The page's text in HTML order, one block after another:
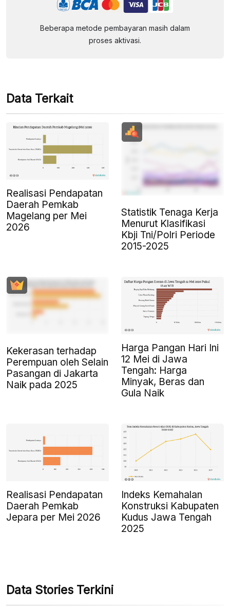
Beberapa metode pembayaran masih dalam
proses aktivasi.
Data Terkait
Realisasi Pendapatan
Daerah Pemkab
Magelang per Mei
2026
Statistik Tenaga Kerja
Menurut Klasifikasi
Kbji Tni/Polri Periode
2015-2025
Kekerasan terhadap
Perempuan oleh Selain
Pasangan di Jakarta
Naik pada 2025
Harga Pangan Hari Ini
12 Mei di Jawa
Tengah: Harga
Minyak, Beras dan
Gula Naik
Realisasi Pendapatan
Daerah Pemkab
Jepara per Mei 2026
Indeks Kemahalan
Konstruksi Kabupaten
Kudus Jawa Tengah
2025
Data Stories Terkini